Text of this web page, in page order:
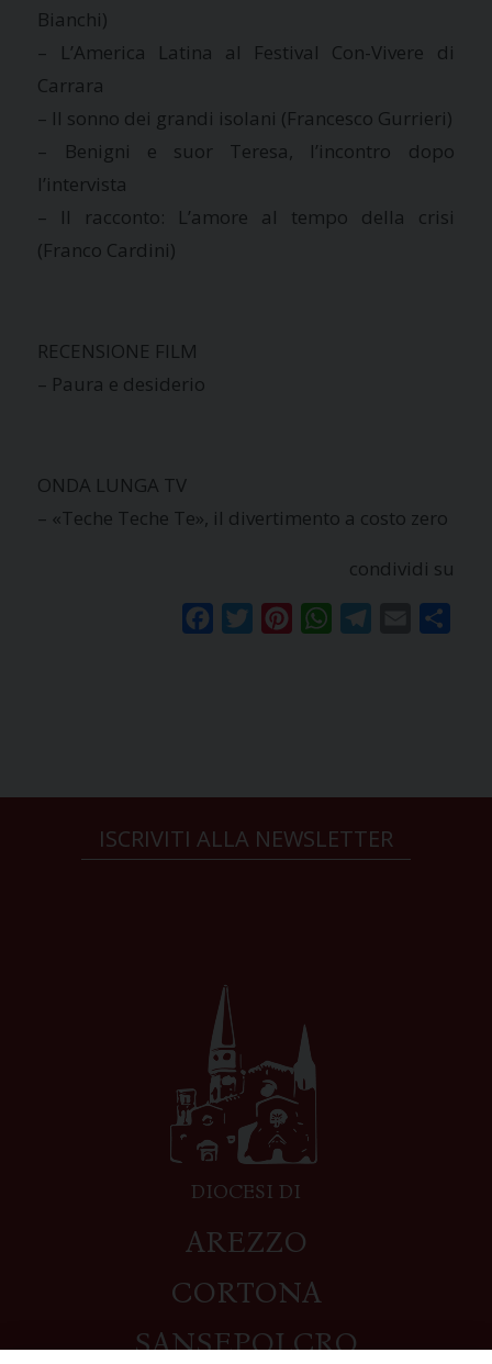
Bianchi)
– L’America Latina al Festival Con-Vivere di
Carrara
– Il sonno dei grandi isolani (Francesco Gurrieri)
– Benigni e suor Teresa, l’incontro dopo
l’intervista
– Il racconto: L’amore al tempo della crisi
(Franco Cardini)
RECENSIONE FILM
– Paura e desiderio
ONDA LUNGA TV
– «Teche Teche Te», il divertimento a costo zero
condividi su
FacebookTwitterPinterestWhatsAppTelegram
Email
ISCRIVITI ALLA NEWSLETTER
DIOCESI DI
AREZZO
CORTONA
SANSEPOLCRO